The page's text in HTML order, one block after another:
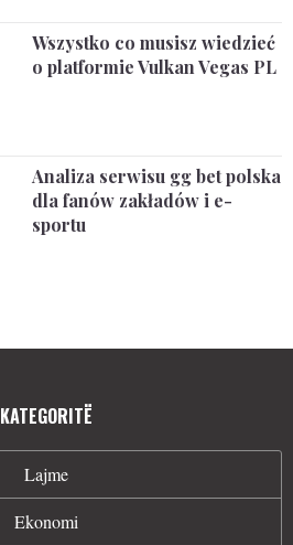
Wszystko co musisz wiedzieć
o platformie Vulkan Vegas PL
Analiza serwisu gg bet polska
dla fanów zakładów i e-
sportu
KATEGORITË
Lajme
Ekonomi